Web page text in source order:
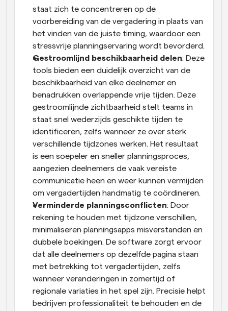
staat zich te concentreren op de
voorbereiding van de vergadering in plaats van
het vinden van de juiste timing, waardoor een
stressvrije planningservaring wordt bevorderd.
Gestroomlijnd beschikbaarheid delen: Deze
tools bieden een duidelijk overzicht van de
beschikbaarheid van elke deelnemer en
benadrukken overlappende vrije tijden. Deze
gestroomlijnde zichtbaarheid stelt teams in
staat snel wederzijds geschikte tijden te
identificeren, zelfs wanneer ze over sterk
verschillende tijdzones werken. Het resultaat
is een soepeler en sneller planningsproces,
aangezien deelnemers de vaak vereiste
communicatie heen en weer kunnen vermijden
om vergadertijden handmatig te coördineren.
Verminderde planningsconflicten: Door
rekening te houden met tijdzone verschillen,
minimaliseren planningsapps misverstanden en
dubbele boekingen. De software zorgt ervoor
dat alle deelnemers op dezelfde pagina staan
met betrekking tot vergadertijden, zelfs
wanneer veranderingen in zomertijd of
regionale variaties in het spel zijn. Precisie helpt
bedrijven professionaliteit te behouden en de